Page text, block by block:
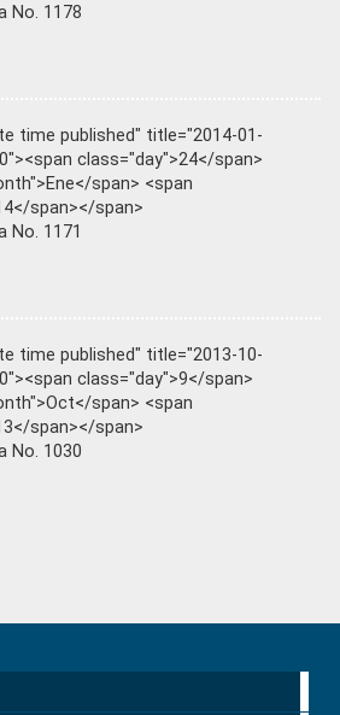
No. 1178
time published" title="2014-01-
class="day">24</span>
span> <span
span></span>
No. 1171
time published" title="2013-10-
class="day">9</span>
span> <span
span></span>
No. 1030